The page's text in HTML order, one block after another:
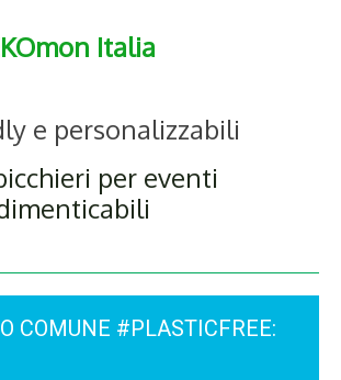
e personalizzabili
per eventi
COMUNE #PLASTICFREE: